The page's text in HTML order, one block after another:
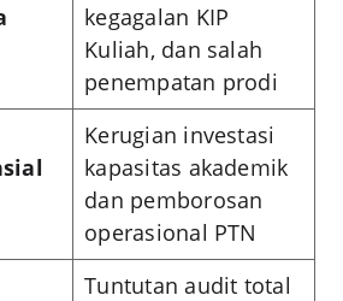
kegagalan KIP
Kuliah, dan salah
penempatan prodi
Kerugian investasi
kapasitas akademik
dan pemborosan
operasional PTN
Tuntutan audit total